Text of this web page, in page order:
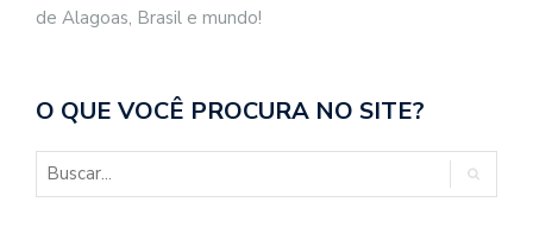
de Alagoas, Brasil e mundo!
O QUE VOCÊ PROCURA NO SITE?